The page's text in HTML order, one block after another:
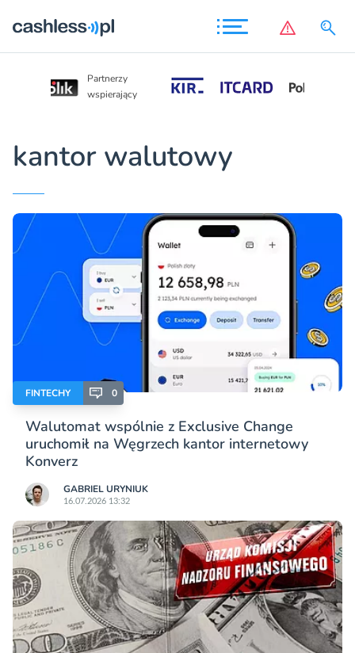
Partnerzy
wspierający
kantor walutowy
FINTECHY 0
Walutomat wspólnie z Exclusive Change
uruchomił na Węgrzech kantor internetowy
Konverz
GABRIEL URYNIUK
16.07.2026 13:32